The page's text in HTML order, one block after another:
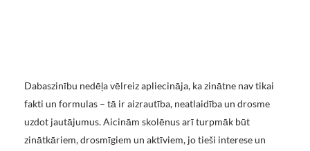
Dabaszinību nedēļa vēlreiz apliecināja, ka zinātne nav tikai
fakti un formulas – tā ir aizrautība, neatlaidība un drosme
uzdot jautājumus. Aicinām skolēnus arī turpmāk būt
zinātkāriem, drosmīgiem un aktīviem, jo tieši interese un